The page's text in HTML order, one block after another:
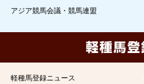
アジア競馬会議・競馬連盟
軽種馬登録ニュース